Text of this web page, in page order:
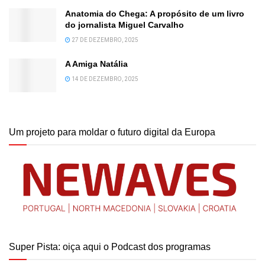
Anatomia do Chega: A propósito de um livro
do jornalista Miguel Carvalho
27 DE DEZEMBRO, 2025
A Amiga Natália
14 DE DEZEMBRO, 2025
Um projeto para moldar o futuro digital da Europa
Super Pista: oiça aqui o Podcast dos programas